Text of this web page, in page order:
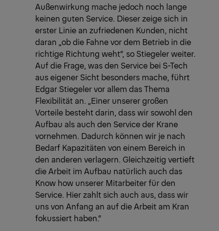
Außenwirkung mache jedoch noch lange
keinen guten Service. Dieser zeige sich in
erster Linie an zufriedenen Kunden, nicht
daran „ob die Fahne vor dem Betrieb in die
richtige Richtung weht“, so Stiegeler weiter.
Auf die Frage, was den Service bei S-Tech
aus eigener Sicht besonders mache, führt
Edgar Stiegeler vor allem das Thema
Flexibilität an. „Einer unserer großen
Vorteile besteht darin, dass wir sowohl den
Aufbau als auch den Service der Krane
vornehmen. Dadurch können wir je nach
Bedarf Kapazitäten von einem Bereich in
den anderen verlagern. Gleichzeitig vertieft
die Arbeit im Aufbau natürlich auch das
Know how unserer Mitarbeiter für den
Service. Hier zahlt sich auch aus, dass wir
uns von Anfang an auf die Arbeit am Kran
fokussiert haben.“